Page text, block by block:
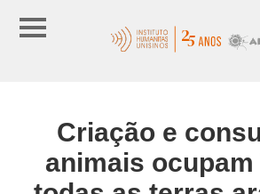
Criação e
animais ocupam